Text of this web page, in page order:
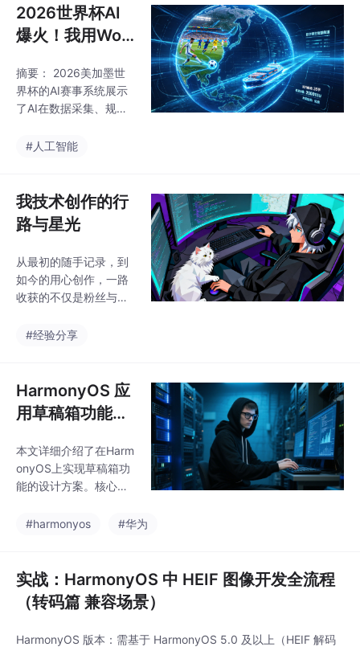
生开发。实测显示，原
生应用内存占用降低3
0%，流畅度显著提升，
迁移。核心变革在于HM
AF 2.0智能体框架，实
现从"用户找功能"到"系
发者可通过注册Skill技
2026世界杯AI
爆火！我用Wor
级智能研判”搬进
智慧航道研发
摘要： 2026美加墨世
界杯的AI赛事系统展示
了AI在数据采集、规则
的强大能力。本文将世
rkBuddy智能体实现四
大核心提效：1）多源数
据智能清洗，30分钟完
2）行业文档自动生成，
3天文档压缩至2小时；
3）老旧源码智能梳
解析与风险筛查；4）
调AI智能体正
#人工智能
我技术创作的行
路与星光
从最初的随手记录，到
如今的用心创作，一路
收获的不仅是粉丝与认
淀与视野的拓宽。未
发与智慧航道的领域
里，继续分享、继续成
长，愿与所有技术创作
河，以点滴汇江海，在
技术交流的路上，步履
不停，星光不负。这段
运行，既发挥了鸿蒙分
用性，也是我多篇技术
文章的核心案例，能把
这段代
#经验分享
HarmonyOS 应
用草稿箱功能设
靠+轻量化存
储）
本文详细介绍了在Harm
onyOS上实现草稿箱功
能的设计方案。核心采
储，通过draftId确保唯
存储介质。设计三层保
存机制：用户主动保
存、定时/事件自动保存
策略包含基础规则（时
#harmonyos #华为
实战：HarmonyOS 中 HEIF 图像开发全流程
（转码篇 兼容场景）
HarmonyOS 版本：需基于 HarmonyOS 5.0 及以上（HEIF 解码